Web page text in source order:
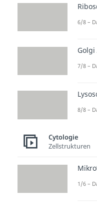
Dauer:
Dauer:
Dauer:
Dauer:
6/8 –
7/8 –
8/8 –
Cytologie
Zellstrukturen
1/6 –